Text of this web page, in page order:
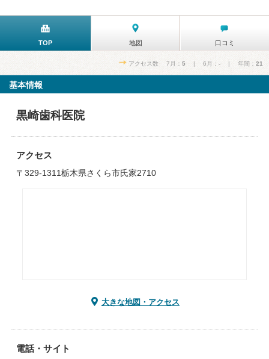
TOP 地図 口コミ
アクセス数 7月： 5 | 6月： - | 年間： 21
基本情報
黒崎歯科医院
アクセス
〒329-1311栃木県さくら市氏家2710
大きな地図・アクセス
電話・サイト